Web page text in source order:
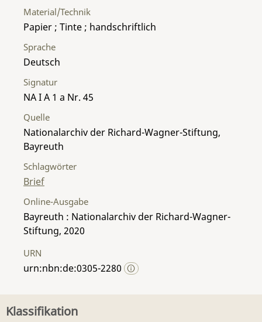
Material/Technik
Papier ; Tinte ; handschriftlich
Sprache
Deutsch
Signatur
NA I A 1 a Nr. 45
Quelle
Nationalarchiv der Richard-Wagner-Stiftung,
Bayreuth
Schlagwörter
Brief
Online-Ausgabe
Bayreuth : Nationalarchiv der Richard-Wagner-
Stiftung, 2020
URN
urn:nbn:de:0305-2280
Klassifikation